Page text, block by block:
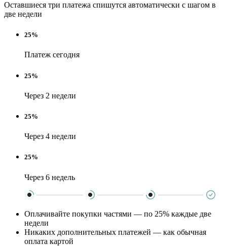
Оставшиеся три платежа спишутся автоматически с шагом в
две недели
25%
Платеж сегодня
25%
Через 2 недели
25%
Через 4 недели
25%
Через 6 недель
Оплачивайте покупки частями — по 25% каждые две
недели
Никаких дополнительных платежей — как обычная
оплата картой